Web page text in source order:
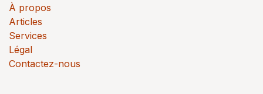
À propos
Articles
Services
Légal
Contactez-nous